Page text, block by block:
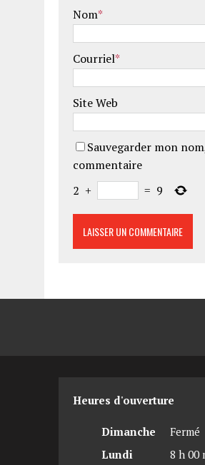
Nom*
Courriel*
Site Web
Sauvegarder mon
commentaire
2 + = 9
Heures d'ouverture
Dimanche
Fermé
Lundi
8 h 00